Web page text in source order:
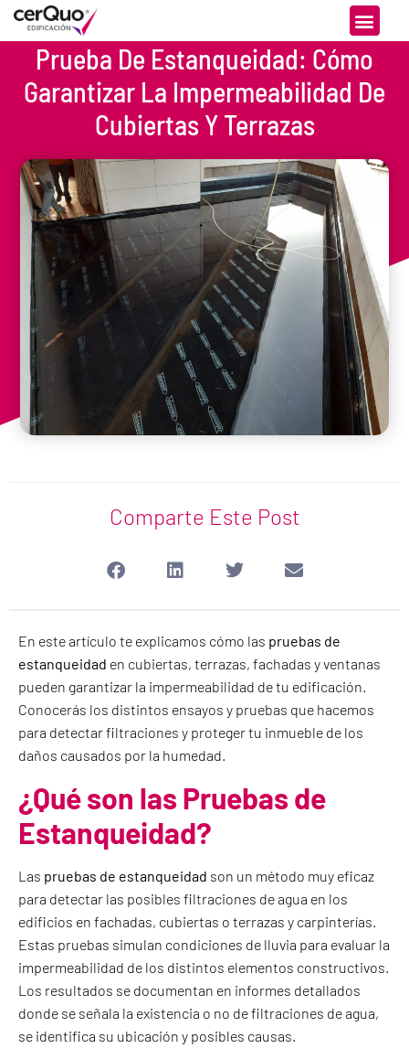
Prueba De Estanqueidad: Cómo
Garantizar La Impermeabilidad De
Cubiertas Y Terrazas
Comparte Este Post
En este artículo te explicamos cómo las pruebas de
estanqueidad en cubiertas, terrazas, fachadas y ventanas
pueden garantizar la impermeabilidad de tu edificación.
Conocerás los distintos ensayos y pruebas que hacemos
para detectar filtraciones y proteger tu inmueble de los
daños causados por la humedad.
¿Qué son las Pruebas de
Estanqueidad?
Las pruebas de estanqueidad son un método muy eficaz
para detectar las posibles filtraciones de agua en los
edificios en fachadas, cubiertas o terrazas y carpinterías.
Estas pruebas simulan condiciones de lluvia para evaluar la
impermeabilidad de los distintos elementos constructivos.
Los resultados se documentan en informes detallados
donde se señala la existencia o no de filtraciones de agua,
se identifica su ubicación y posibles causas.